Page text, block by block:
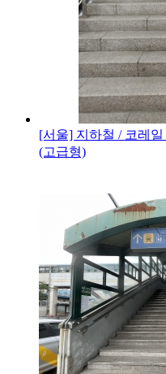
[서울] 지하철 / 코레일
(고급형)